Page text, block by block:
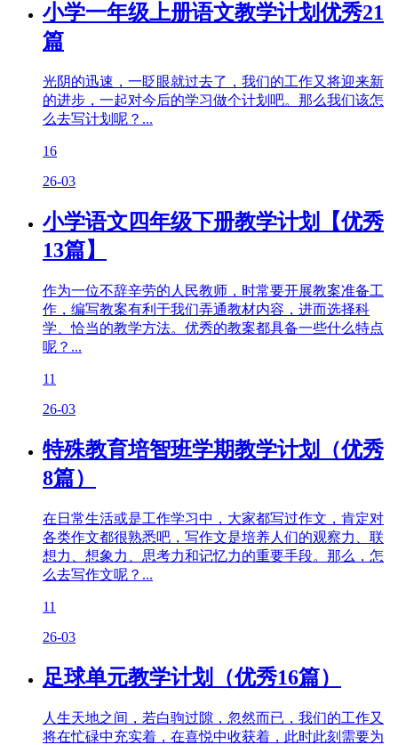
小学一年级上册语文教学计划优秀21
篇
光阴的迅速，一眨眼就过去了，我们的工作又将迎来新
的进步，一起对今后的学习做个计划吧。那么我们该怎
么去写计划呢？...
16
26-03
小学语文四年级下册教学计划【优秀
13篇】
作为一位不辞辛劳的人民教师，时常要开展教案准备工
作，编写教案有利于我们弄通教材内容，进而选择科
学、恰当的教学方法。优秀的教案都具备一些什么特点
呢？...
11
26-03
特殊教育培智班学期教学计划（优秀
8篇）
在日常生活或是工作学习中，大家都写过作文，肯定对
各类作文都很熟悉吧，写作文是培养人们的观察力、联
想力、想象力、思考力和记忆力的重要手段。那么，怎
么去写作文呢？...
11
26-03
足球单元教学计划（优秀16篇）
人生天地之间，若白驹过隙，忽然而已，我们的工作又
将在忙碌中充实着，在喜悦中收获着，此时此刻需要为